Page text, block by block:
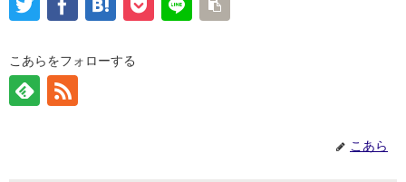
こあらをフォローする
こあら